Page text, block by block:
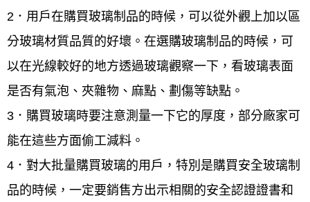
2．用戶在購買玻璃制品的時候，可以從外觀上加以區
分玻璃材質品質的好壞。在選購玻璃制品的時候，可
以在光線較好的地方透過玻璃觀察一下，看玻璃表面
是否有氣泡、夾雜物、麻點、劃傷等缺點。
3．購買玻璃時要注意測量一下它的厚度，部分廠家可
能在這些方面偷工減料。
4．對大批量購買玻璃的用戶，特別是購買安全玻璃制
品的時候，一定要銷售方出示相關的安全認證證書和